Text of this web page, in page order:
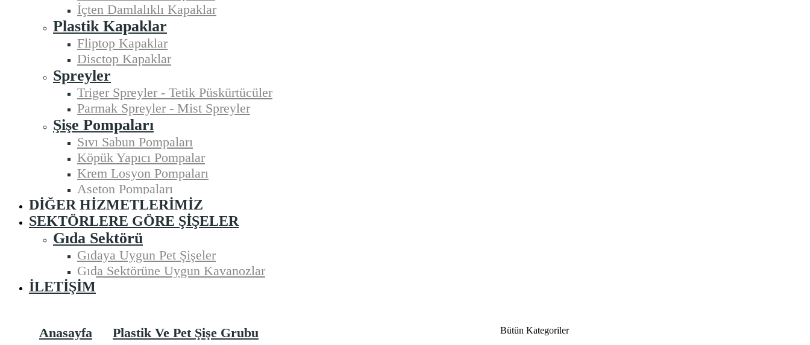
İçten Damlalıklı Kapaklar
Plastik Kapaklar
Fliptop Kapaklar
Disctop Kapaklar
Spreyler
Triger Spreyler - Tetik Püskürtücüler
Parmak Spreyler - Mist Spreyler
Şişe Pompaları
Sıvı Sabun Pompaları
Köpük Yapıcı Pompalar
Krem Losyon Pompaları
Aseton Pompaları
DIĞER HIZMETLERIMIZ
SEKTÖRLERE GÖRE ŞIŞELER
Gıda Sektörü
Gıdaya Uygun Pet Şişeler
Gıda Sektörüne Uygun Kavanozlar
İLETIŞIM
Anasayfa Plastik Ve Pet Şişe Grubu
Bütün Kategoriler